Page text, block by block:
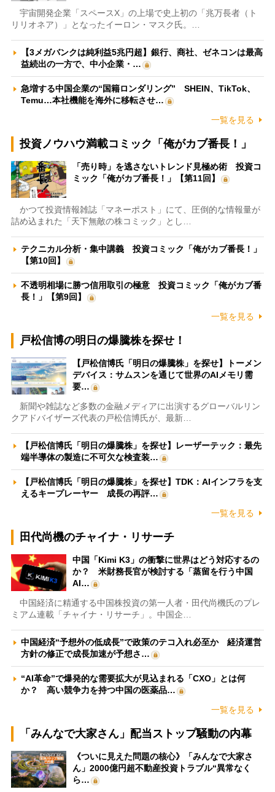
宇宙開発企業「スペースX」の上場で史上初の「兆万長者（ト
リリオネア）」となったイーロン・マスク氏。…
【3メガバンクは純利益5兆円超】銀行、商社、ゼネコンは最高
益続出の一方で、中小企業・…
急増する中国企業の“国籍ロンダリング” SHEIN、TikTok、
Temu…本社機能を海外に移転させ…
一覧を見る
投資ノウハウ満載コミック「俺がカブ番長！」
「売り時」を逃さないトレンド見極め術 投資コ
ミック「俺がカブ番長！」【第11回】
かつて投資情報雑誌「マネーポスト」にて、圧倒的な情報量が
詰め込まれた「天下無敵の株コミック」とし…
テクニカル分析・集中講義 投資コミック「俺がカブ番長！」
【第10回】
不透明相場に勝つ信用取引の極意 投資コミック「俺がカブ番
長！」【第9回】
一覧を見る
戸松信博の明日の爆騰株を探せ！
【戸松信博氏「明日の爆騰株」を探せ】トーメン
デバイス：サムスンを通じて世界のAIメモリ需
要…
新聞や雑誌など多数の金融メディアに出演するグローバルリン
クアドバイザーズ代表の戸松信博氏が、最新…
【戸松信博氏「明日の爆騰株」を探せ】レーザーテック：最先
端半導体の製造に不可欠な検査装…
【戸松信博氏「明日の爆騰株」を探せ】TDK：AIインフラを支
えるキープレーヤー 成長の再評…
一覧を見る
田代尚機のチャイナ・リサーチ
中国「Kimi K3」の衝撃に世界はどう対応するの
か？ 米財務長官が検討する「蒸留を行う中国
AI…
中国経済に精通する中国株投資の第一人者・田代尚機氏のプレ
ミアム連載「チャイナ・リサーチ」。中国企…
中国経済“予想外の低成長”で政策のテコ入れ必至か 経済運営
方針の修正で成長加速が予想さ…
“AI革命”で爆発的な需要拡大が見込まれる「CXO」とは何
か？ 高い競争力を持つ中国の医薬品…
一覧を見る
「みんなで大家さん」配当ストップ騒動の内幕
《ついに見えた問題の核心》「みんなで大家さ
ん」2000億円超不動産投資トラブル“異常なく
ら…